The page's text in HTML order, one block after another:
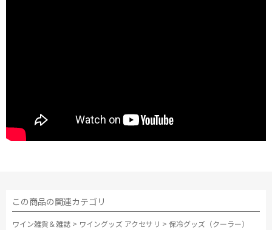
この商品の関連カテゴリ
ワイン雑貨＆雑誌 > ワイングッズ アクセサリ > 保冷グッズ（クーラー）